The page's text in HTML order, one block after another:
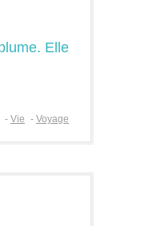
Elle
- Vie - Voyage